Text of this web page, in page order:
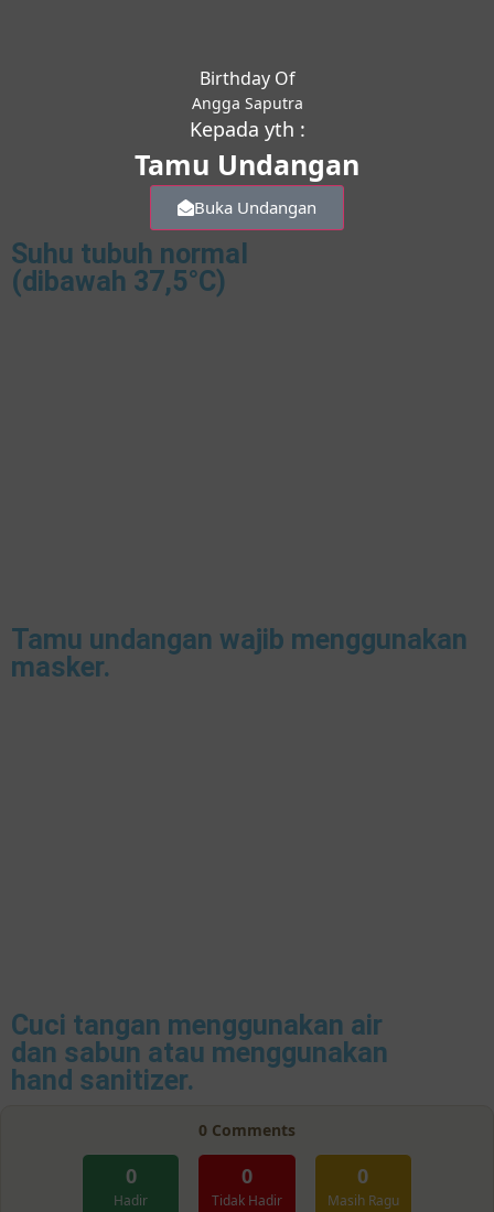
Suhu tubuh normal
(dibawah 37,5°C)
Tamu undangan wajib menggunakan
masker.
Cuci tangan menggunakan air
dan sabun atau menggunakan
hand sanitizer.
0 Comments
0
Hadir
0
Tidak Hadir
0
Masih Ragu
Birthday Of
Angga Saputra
Kepada yth :
Tamu Undangan
Buka Undangan